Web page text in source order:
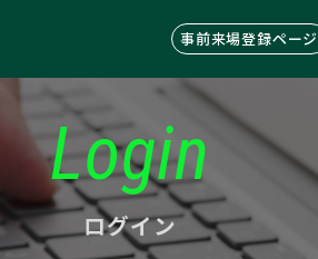
事前来場登録ページ
Login
ログイン